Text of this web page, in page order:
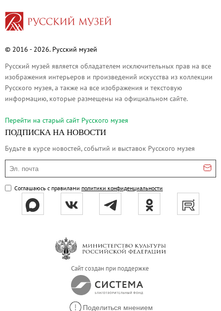
Русская традиция
Фёдор Васильев. К 175-летию со дня
Посетителям
Справочная информация
Адреса и часы работы
Правила покупки и возврата билетов
Высказать мнение / Сообщить о проблеме
Лекции и абонементы
Лекторий
Лекции
Доступный музей
Программы и мероприятия
Социально-культурные проекты
Для СМИ
© 2016 - 2026. Русский музей
Русский музей является обладателем исключительных прав на все
изображения интерьеров и произведений искусства из коллекции
Русского музея, а также на все изображения и текстовую
информацию, которые размещены на официальном сайте.
Перейти на cтарый сайт Русского музея
ПОДПИСКА НА НОВОСТИ
Будьте в курсе новостей, событий и выставок Русского музея
Эл. почта
Соглашаюсь с правилами политики конфиденциальности
Сайт создан при поддержке
Поделиться мнением